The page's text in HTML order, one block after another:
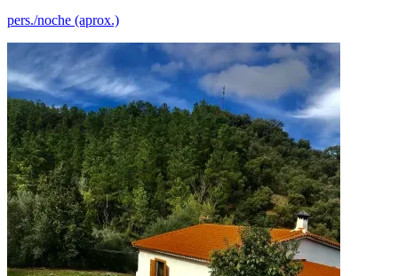
pers./noche (aprox.)